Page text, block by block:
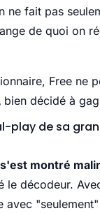
ne fait pas
de quoi on
Free ne
bien décidé à
play de sa
montré
le décodeur.
avec "seulement"